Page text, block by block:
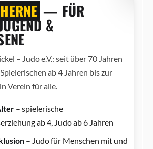
— FÜR
&
– Judo e.V.: seit über 70 Jahren
ab 4 Jahren bis zur
Verein für alle.
– spielerische
ab 4, Judo ab 6 Jahren
– Judo für Menschen mit und